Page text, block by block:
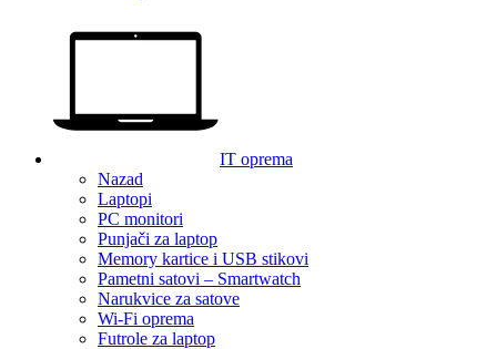
IT oprema
Nazad
Laptopi
PC monitori
Punjači za laptop
Memory kartice i USB stikovi
Pametni satovi – Smartwatch
Narukvice za satove
Wi-Fi oprema
Futrole za laptop